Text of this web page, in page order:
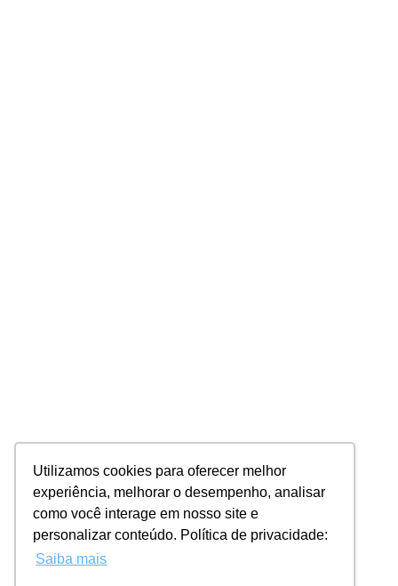
Utilizamos cookies para oferecer melhor
experiência, melhorar o desempenho, analisar
como você interage em nosso site e
personalizar conteúdo. Política de privacidade:
Saiba mais